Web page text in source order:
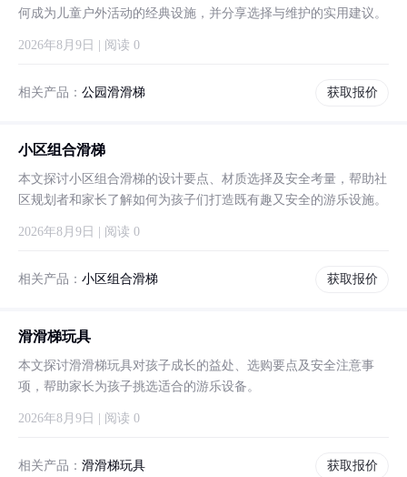
何成为儿童户外活动的经典设施，并分享选择与维护的实用建议。
2026年8月9日 | 阅读 0
相关产品： 公园滑滑梯 获取报价
小区组合滑梯
本文探讨小区组合滑梯的设计要点、材质选择及安全考量，帮助社
区规划者和家长了解如何为孩子们打造既有趣又安全的游乐设施。
2026年8月9日 | 阅读 0
相关产品： 小区组合滑梯 获取报价
滑滑梯玩具
本文探讨滑滑梯玩具对孩子成长的益处、选购要点及安全注意事
项，帮助家长为孩子挑选适合的游乐设备。
2026年8月9日 | 阅读 0
相关产品： 滑滑梯玩具 获取报价